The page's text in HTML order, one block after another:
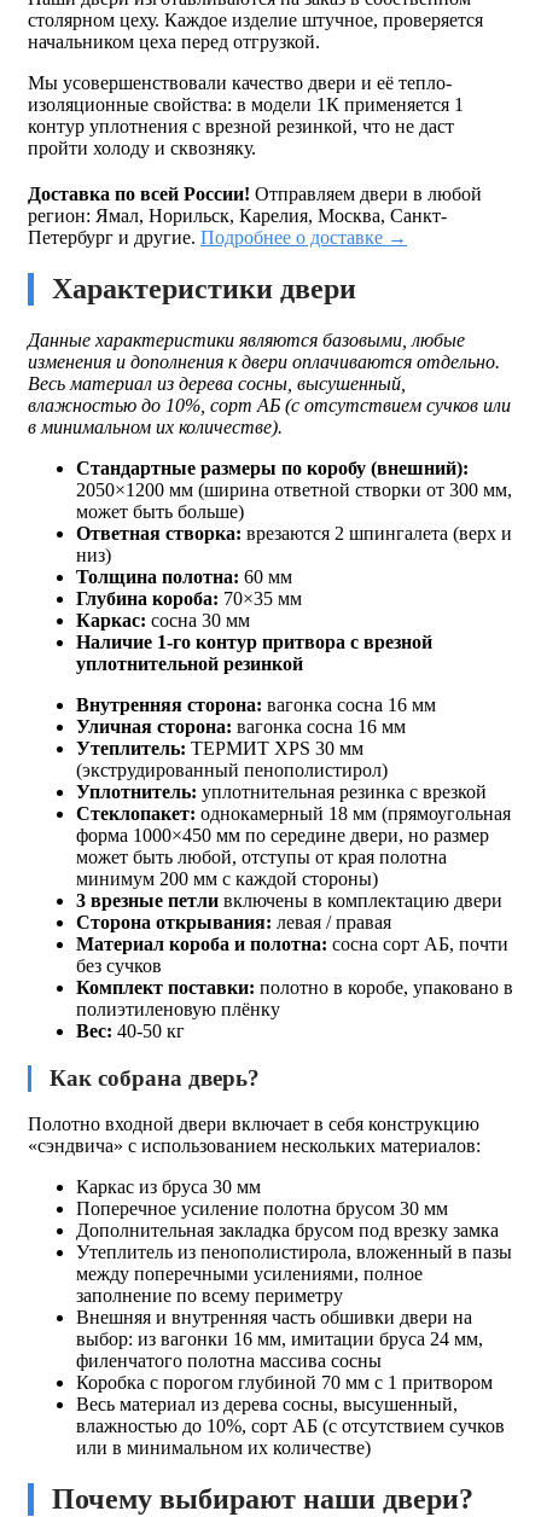
столярном цеху. Каждое изделие штучное, проверяется
начальником цеха перед отгрузкой.
Мы усовершенствовали качество двери и её тепло-
изоляционные свойства: в модели 1К применяется 1
контур уплотнения с врезной резинкой, что не даст
пройти холоду и сквозняку.
Доставка по всей России! Отправляем двери в любой
регион: Ямал, Норильск, Карелия, Москва, Санкт-
Петербург и другие. Подробнее о доставке →
Характеристики двери
Данные характеристики являются базовыми, любые
изменения и дополнения к двери оплачиваются отдельно.
Весь материал из дерева сосны, высушенный,
влажностью до 10%, сорт АБ (с отсутствием сучков или
в минимальном их количестве).
Стандартные размеры по коробу (внешний):
2050×1200 мм (ширина ответной створки от 300 мм,
может быть больше)
Ответная створка: врезаются 2 шпингалета (верх и
низ)
Толщина полотна: 60 мм
Глубина короба: 70×35 мм
Каркас: сосна 30 мм
Наличие 1-го контур притвора с врезной
уплотнительной резинкой
Внутренняя сторона: вагонка сосна 16 мм
Уличная сторона: вагонка сосна 16 мм
Утеплитель: ТЕРМИТ XPS 30 мм
(экструдированный пенополистирол)
Уплотнитель: уплотнительная резинка с врезкой
Стеклопакет: однокамерный 18 мм (прямоугольная
форма 1000×450 мм по середине двери, но размер
может быть любой, отступы от края полотна
минимум 200 мм с каждой стороны)
3 врезные петли включены в комплектацию двери
Сторона открывания: левая / правая
Материал короба и полотна: сосна сорт АБ, почти
без сучков
Комплект поставки: полотно в коробе, упаковано в
полиэтиленовую плёнку
Вес: 40-50 кг
Как собрана дверь?
Полотно входной двери включает в себя конструкцию
«сэндвича» с использованием нескольких материалов:
Каркас из бруса 30 мм
Поперечное усиление полотна брусом 30 мм
Дополнительная закладка брусом под врезку замка
Утеплитель из пенополистирола, вложенный в пазы
между поперечными усилениями, полное
заполнение по всему периметру
Внешняя и внутренняя часть обшивки двери на
выбор: из вагонки 16 мм, имитации бруса 24 мм,
филенчатого полотна массива сосны
Коробка с порогом глубиной 70 мм с 1 притвором
Весь материал из дерева сосны, высушенный,
влажностью до 10%, сорт АБ (с отсутствием сучков
или в минимальном их количестве)
Почему выбирают наши двери?